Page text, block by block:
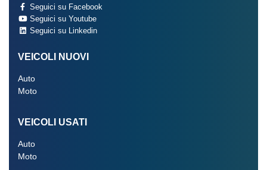
Seguici su Facebook
Seguici su Youtube
Seguici su Linkedin
VEICOLI NUOVI
Auto
Moto
VEICOLI USATI
Auto
Moto